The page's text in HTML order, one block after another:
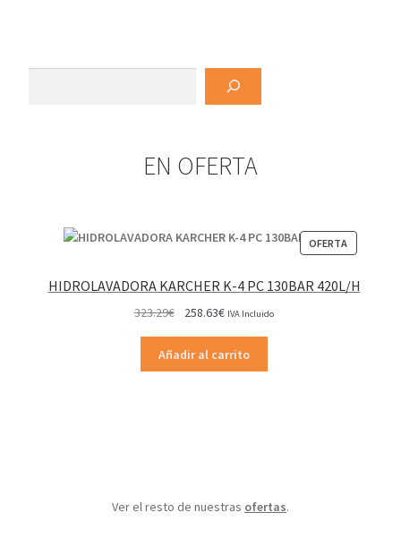
EN OFERTA
OFERTA
EN
HIDROLAVADORA KARCHER K-4 PC 130BAR 420L/H
323.29€
original
era:
258.63€El
actual
es:
IVA Incluido
Añadir al carrito
Ver el resto de nuestras ofertas.